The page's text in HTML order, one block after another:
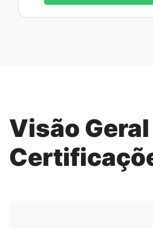
Visão